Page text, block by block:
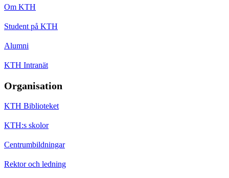
Om KTH
Student på KTH
Alumni
KTH Intranät
Organisation
KTH Biblioteket
KTH:s skolor
Centrumbildningar
Rektor och ledning